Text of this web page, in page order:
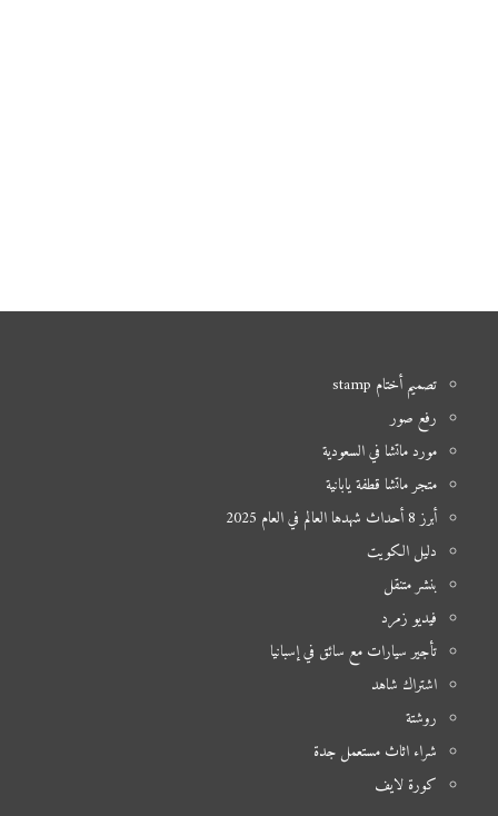
تصميم أختام stamp
رفع صور
مورد ماتشا في السعودية
متجر ماتشا قطفة يابانية
أبرز 8 أحداث شهدها العالم في العام 2025
دليل الكويت
بنشر متنقل
فيديو زمرد
تأجير سيارات مع سائق في إسبانيا
اشتراك شاهد
روشتة
شراء اثاث مستعمل جدة
كورة لايف